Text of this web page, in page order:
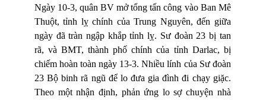
Ngày 10-3, quân BV mở tổng tấn công vào Ban Mê
Thuột, tỉnh lỵ chính của Trung Nguyên, đến giữa
ngày đã tràn ngập khắp tỉnh lỵ. Sư đoàn 23 bị tan
rã, và BMT, thành phố chính của tỉnh Darlac, bị
chiếm hoàn toàn ngày 13-3. Nhiều lính của Sư đoàn
23 Bộ binh rã ngũ để lo đưa gia đình đi chạy giặc.
Theo một nhận định, phản ứng lo sợ chuyện nhà